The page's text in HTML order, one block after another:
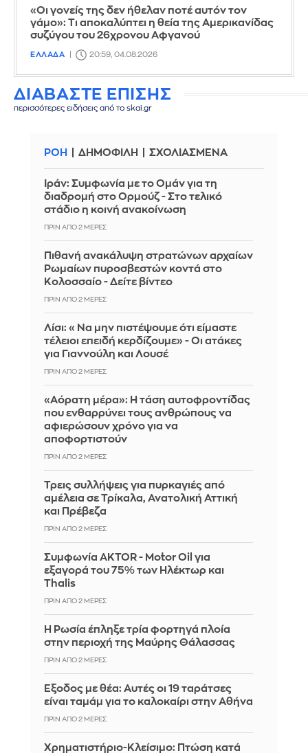
«Οι γονείς της δεν ήθελαν ποτέ αυτόν τον
γάμο»: Τι αποκαλύπτει η θεία της Αμερικανίδας
συζύγου του 26χρονου Αφγανού
ΕΛΛΑΔΑ 20:59, 04.08.2026
ΔΙΑΒΑΣΤΕ ΕΠΙΣΗΣ
περισσότερες ειδήσεις από το skai.gr
ΡΟΗ ΔΗΜΟΦΙΛΗ ΣΧΟΛΙΑΣΜΕΝΑ
Ιράν: Συμφωνία με το Ομάν για τη
διαδρομή στο Ορμούζ - Στο τελικό
στάδιο η κοινή ανακοίνωση
ΠΡΙΝ ΑΠΌ 2 ΜΈΡΕΣ
Πιθανή ανακάλυψη στρατώνων αρχαίων
Ρωμαίων πυροσβεστών κοντά στο
Κολοσσαίο - Δείτε βίντεο
ΠΡΙΝ ΑΠΌ 2 ΜΈΡΕΣ
Λίσι: «Να μην πιστέψουμε ότι είμαστε
τέλειοι επειδή κερδίζουμε» - Οι ατάκες
για Γιαννούλη και Λουσέ
ΠΡΙΝ ΑΠΌ 2 ΜΈΡΕΣ
«Αόρατη μέρα»: Η τάση αυτοφροντίδας
που ενθαρρύνει τους ανθρώπους να
αφιερώσουν χρόνο για να
αποφορτιστούν
ΠΡΙΝ ΑΠΌ 2 ΜΈΡΕΣ
Τρεις συλλήψεις για πυρκαγιές από
αμέλεια σε Τρίκαλα, Ανατολική Αττική
και Πρέβεζα
ΠΡΙΝ ΑΠΌ 2 ΜΈΡΕΣ
Συμφωνία AKTOR - Motor Oil για
εξαγορά του 75% των Ηλέκτωρ και
Thalis
ΠΡΙΝ ΑΠΌ 2 ΜΈΡΕΣ
Η Ρωσία έπληξε τρία φορτηγά πλοία
στην περιοχή της Μαύρης Θάλασσας
ΠΡΙΝ ΑΠΌ 2 ΜΈΡΕΣ
Έξοδος με θέα: Αυτές οι 19 ταράτσες
είναι ταμάμ για το καλοκαίρι στην Αθήνα
ΠΡΙΝ ΑΠΌ 2 ΜΈΡΕΣ
Χρηματιστήριο-Κλείσιμο: Πτώση κατά